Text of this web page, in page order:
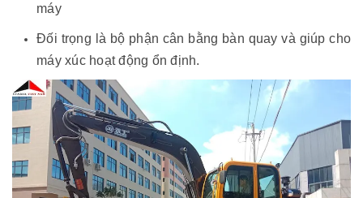
máy
Đối trọng là bộ phận cân bằng bàn quay và giúp cho
máy xúc hoạt động ổn định.